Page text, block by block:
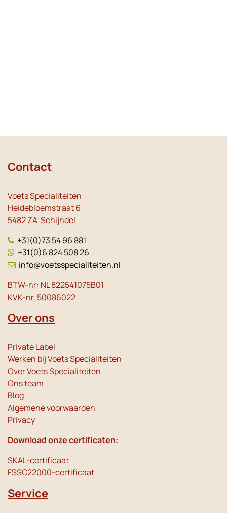
Contact
Voets Specialiteiten
Heidebloemstraat 6
5482 ZA Schijndel
+31(0)73 54 96 881
+31(0)6 824 508 26
info@voetsspecialiteiten.nl
BTW-nr: NL 822541075B01
KVK-nr. 50086022
Over ons
Private Label
Werken bij Voets Specialiteiten
Over Voets Specialiteiten
Ons team
Blog
Algemene voorwaarden
Privacy
Download onze certificaten:
SKAL-certificaat
FSSC22000-certificaat
Service